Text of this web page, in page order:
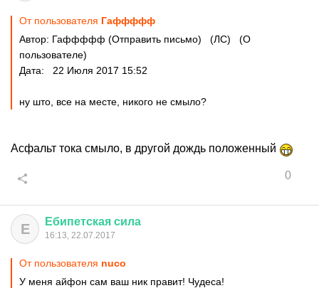
От пользователя Гаффффф
Автор: Гаффффф (Отправить письмо) (ЛС) (О
пользователе)
Дата: 22 Июля 2017 15:52
ну што, все на месте, никого не смыло?
Асфальт тока смыло, в другой дождь положенный
0
Е Ебипетская сила
16:13, 22.07.2017
От пользователя nuco
У меня айфон сам ваш ник правит! Чудеса!